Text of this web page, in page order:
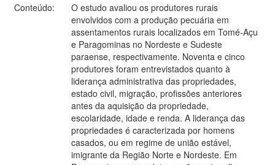
Conteúdo:
O estudo avaliou os produtores rurais
envolvidos com a produção pecuária em
assentamentos rurais localizados em Tomé-Açu
e Paragominas no Nordeste e Sudeste
paraense, respectivamente. Noventa e cinco
produtores foram entrevistados quanto à
liderança administrativa das propriedades,
estado civil, migração, profissões anteriores
antes da aquisição da propriedade,
escolaridade, idade e renda. A liderança das
propriedades é caracterizada por homens
casados, ou em regime de união estável,
imigrante da Região Norte e Nordeste. Em